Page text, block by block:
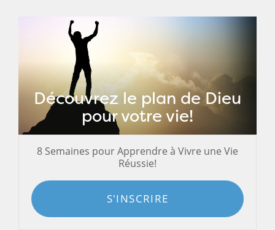
Découvrez le plan de Dieu
pour votre vie!
8 Semaines pour Apprendre à Vivre une Vie
Réussie!
S'INSCRIRE